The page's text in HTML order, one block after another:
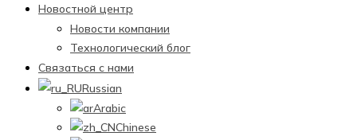
Новостной центр
Новости компании
Технологический блог
Связаться с нами
Russian
Arabic
Chinese